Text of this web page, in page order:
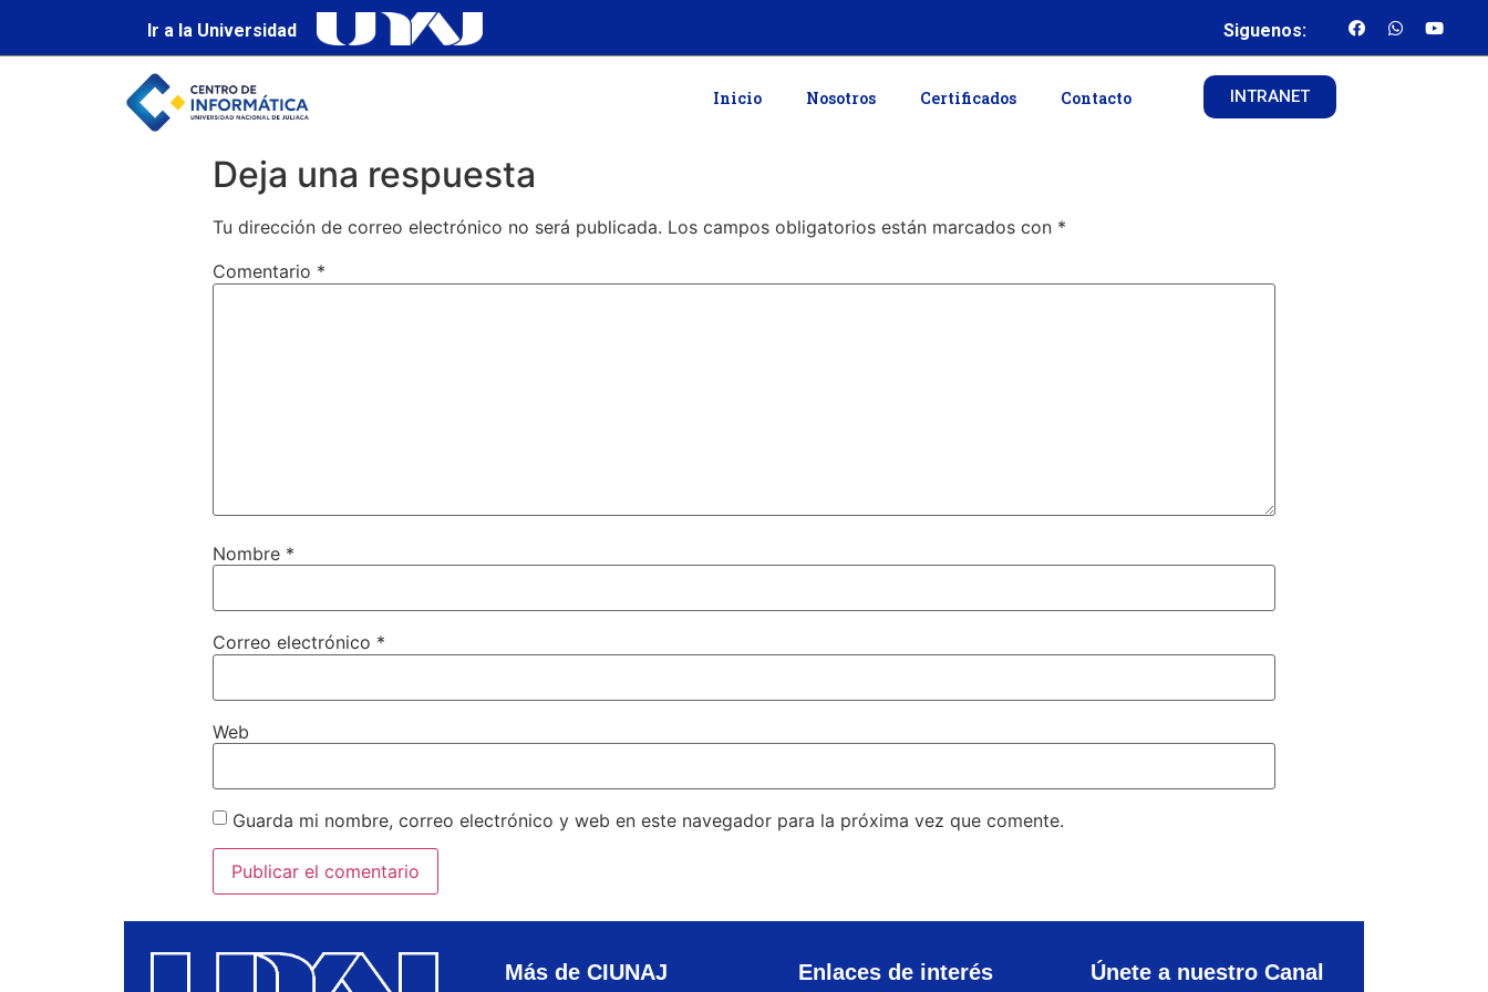
Ir a la Universidad Siguenos:
Inicio Nosotros Certificados Contacto INTRANET
Deja una respuesta
Tu dirección de correo electrónico no será publicada. Los campos obligatorios están marcados con *
Comentario *
Nombre *
Correo electrónico *
Web
Guarda mi nombre, correo electrónico y web en este navegador para la próxima vez que comente.
Más de CIUNAJ Enlaces de interés Únete a nuestro Canal